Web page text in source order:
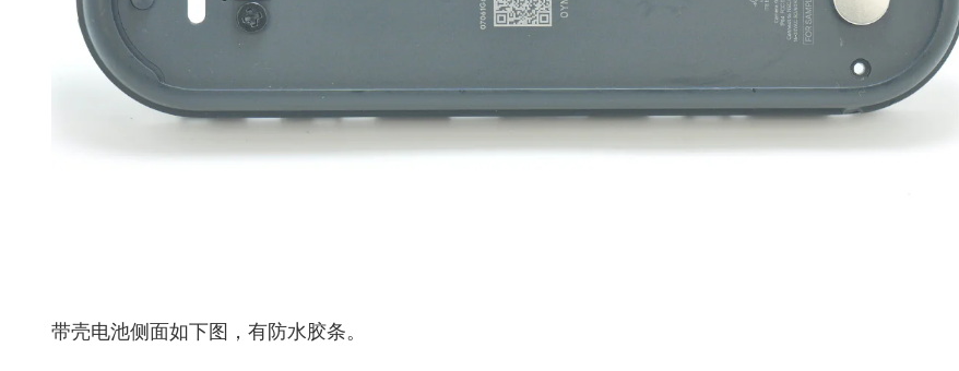
带壳电池侧面如下图，有防水胶条。